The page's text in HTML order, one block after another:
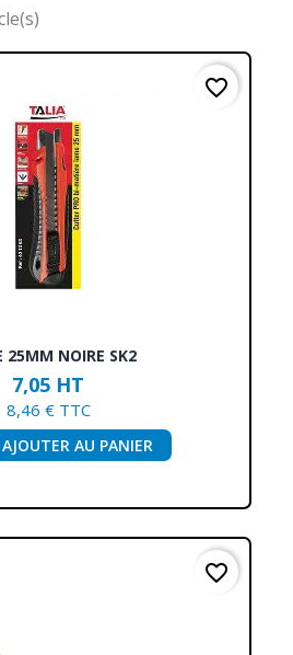
25MM NOIRE SK2
7,05 HT
8,46 € TTC
AJOUTER AU PANIER
favorite_border
favorite_border